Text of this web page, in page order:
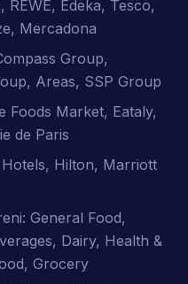
Edeka, Tesco,
Mercadona
Group,
Areas, SSP Group
Foods Market, Eataly,
de Paris
Hilton, Marriott
General Food,
Dairy, Health &
Grocery